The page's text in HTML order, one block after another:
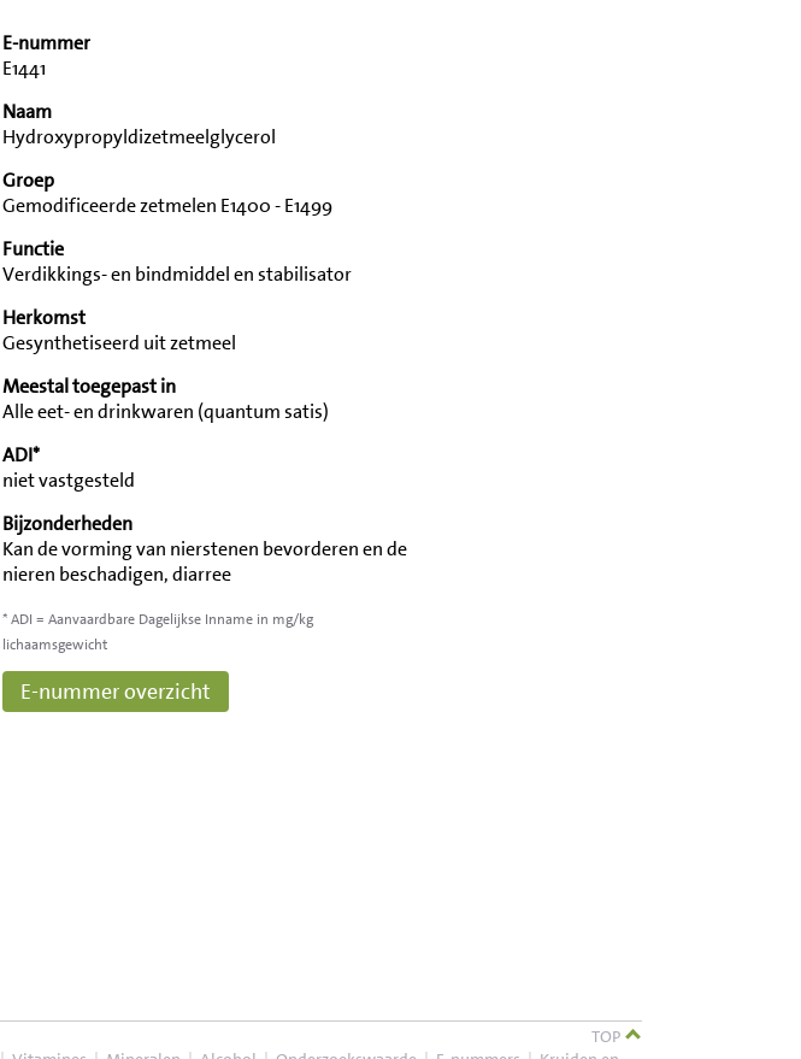
E-nummer
E1441
Naam
Hydroxypropyldizetmeelglycerol
Groep
Gemodificeerde zetmelen E1400 - E1499
Functie
Verdikkings- en bindmiddel en stabilisator
Herkomst
Gesynthetiseerd uit zetmeel
Meestal toegepast in
Alle eet- en drinkwaren (quantum satis)
ADI*
niet vastgesteld
Bijzonderheden
Kan de vorming van nierstenen bevorderen en de
nieren beschadigen, diarree
* ADI = Aanvaardbare Dagelijkse Inname in mg/kg
lichaamsgewicht
E-nummer overzicht
TOP